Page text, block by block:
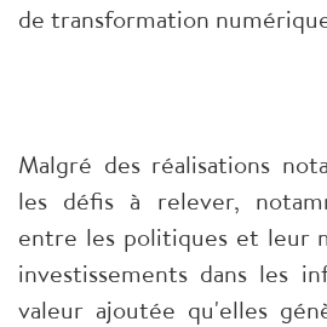
de transformation
Malgré des réalisations
les défis à relever,
entre les politiques et leur
investissements dans les
valeur ajoutée qu'elles